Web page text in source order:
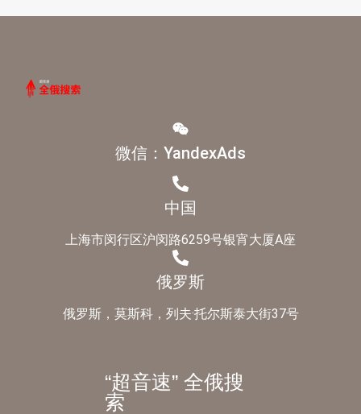
微信：YandexAds
中国
上海市闵行区沪闵路6259号银宵大厦A座
俄罗斯
俄罗斯，莫斯科，列夫·托尔斯泰大街37号
“超音速” 全俄搜
索